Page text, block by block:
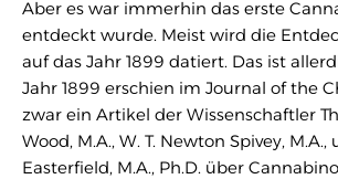
Aber es war immerhin das erste
entdeckt wurde. Meist wird die
auf das Jahr 1899 datiert. Das ist
Jahr 1899 erschien im Journal of the
zwar ein Artikel der Wissenschaftler
Wood, M.A., W. T. Newton Spivey,
Easterfield, M.A., Ph.D. über